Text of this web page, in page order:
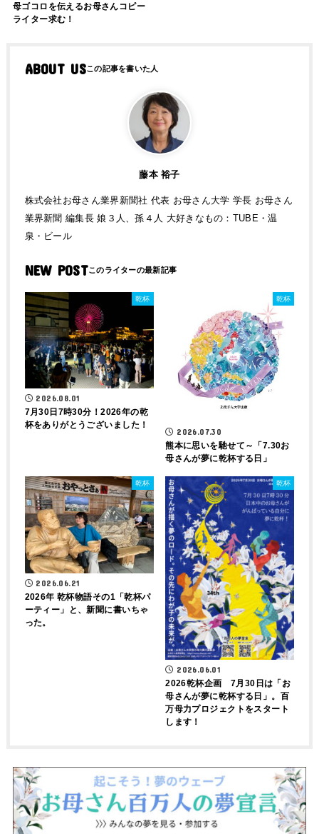
母ゴコロを伝えるお母さんコピー
ライター求む！
ABOUT US
藤本 裕子
株式会社お母さん業界新聞社 代表 お母さん大学 学長 お母さん
業界新聞 編集長 娘３人、孫４人 大好きなもの：TUBE・温
泉・ビール
NEW POST
乾杯
2026.08.01
7月30日7時30分！2026年の乾
杯をありがとうございました！
乾杯
2026.07.30
熊本に思いを馳せて～「7.30お
母さんが夢に乾杯する日」
乾杯
2026.06.21
2026年 乾杯物語その1「乾杯パ
ーティー」と、新聞に書いちゃ
った。
乾杯
2026.06.01
2026乾杯企画 7月30日は「お
母さんが夢に乾杯する日」。百
万母力プロジェクトをスタート
します！